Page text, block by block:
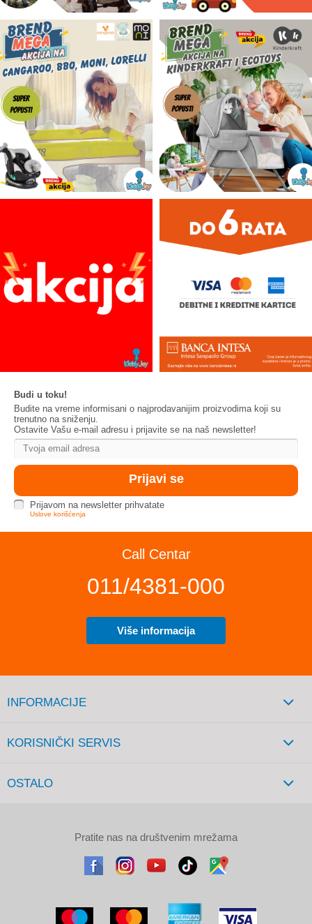
Budi u toku!
Budite na vreme informisani o najprodavanijim proizvodima koji su
trenutno na sniženju.
Ostavite Vašu e-mail adresu i prijavite se na naš newsletter!
Prijavom na newsletter prihvatate
Uslove korišćenja
Call Centar
011/4381-000
Više informacija
INFORMACIJE
KORISNIČKI SERVIS
OSTALO
Pratite nas na društvenim mrežama